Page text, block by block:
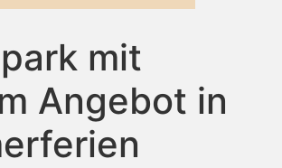
mit
Angebot in